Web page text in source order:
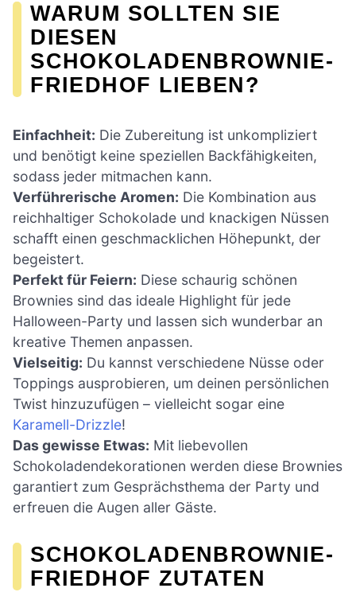
WARUM SOLLTEN SIE
DIESEN
SCHOKOLADENBROWNIE-
FRIEDHOF LIEBEN?
Einfachheit: Die Zubereitung ist unkompliziert
und benötigt keine speziellen Backfähigkeiten,
sodass jeder mitmachen kann.
Verführerische Aromen: Die Kombination aus
reichhaltiger Schokolade und knackigen Nüssen
schafft einen geschmacklichen Höhepunkt, der
begeistert.
Perfekt für Feiern: Diese schaurig schönen
Brownies sind das ideale Highlight für jede
Halloween-Party und lassen sich wunderbar an
kreative Themen anpassen.
Vielseitig: Du kannst verschiedene Nüsse oder
Toppings ausprobieren, um deinen persönlichen
Twist hinzuzufügen – vielleicht sogar eine
Karamell-Drizzle!
Das gewisse Etwas: Mit liebevollen
Schokoladendekorationen werden diese Brownies
garantiert zum Gesprächsthema der Party und
erfreuen die Augen aller Gäste.
SCHOKOLADENBROWNIE-
FRIEDHOF ZUTATEN